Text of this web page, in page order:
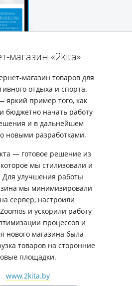
магазин «2kita»
магазин товаров для
отдыха и спорта.
яркий пример того, как
бюджетно начать работу
и в дальнейшем
новыми разработками.
— готовое решение из
мы стилизовали и
Для улучшения работы
мы минимизировали
сервер, настроили
и ускорили работу
процессов и
нового магазина была
товаров на сторонние
площадки.
www.2kita.by